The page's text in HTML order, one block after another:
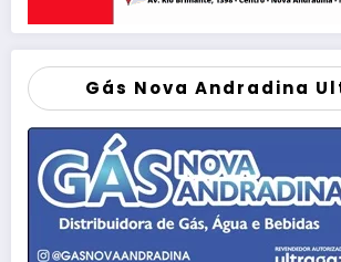
Gás Nova Andradina